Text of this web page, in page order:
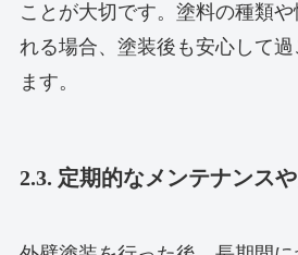
ことが大切です。塗料の種類
れる場合、塗装後も安心して
ます。
2.3. 定期的なメンテナンス